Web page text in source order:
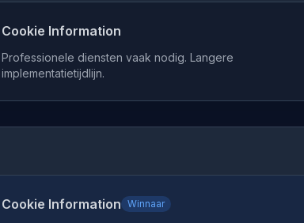
Cookie Information
Professionele diensten vaak nodig. Langere
implementatietijdlijn.
Cookie Information Winnaar